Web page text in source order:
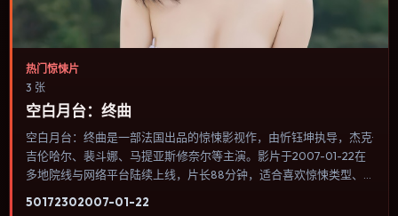
热门惊悚片
3 张
空白月台：终曲
空白月台：终曲是一部法国出品的惊悚影视作，由忻钰坤执导，杰克·
吉伦哈尔、裴斗娜、马提亚斯·修奈尔等主演。影片于2007-01-22在
多地院线与网络平台陆续上线，片长88分钟，适合喜欢惊悚类型、
50172302007-01-22